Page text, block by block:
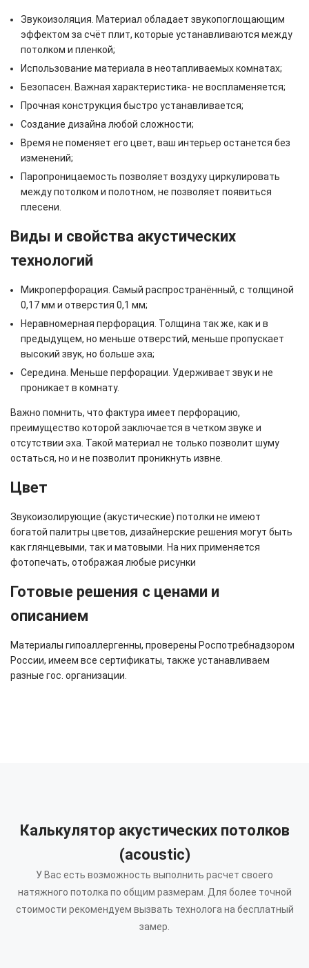
Звукоизоляция. Материал обладает звукопоглощающим
эффектом за счёт плит, которые устанавливаются между
потолком и пленкой;
Использование материала в неотапливаемых комнатах;
Безопасен. Важная характеристика- не воспламеняется;
Прочная конструкция быстро устанавливается;
Создание дизайна любой сложности;
Время не поменяет его цвет, ваш интерьер останется без
изменений;
Паропроницаемость позволяет воздуху циркулировать
между потолком и полотном, не позволяет появиться
плесени.
Виды и свойства акустических
технологий
Микроперфорация. Самый распространённый, с толщиной
0,17 мм и отверстия 0,1 мм;
Неравномерная перфорация. Толщина так же, как и в
предыдущем, но меньше отверстий, меньше пропускает
высокий звук, но больше эха;
Середина. Меньше перфорации. Удерживает звук и не
проникает в комнату.
Важно помнить, что фактура имеет перфорацию,
преимущество которой заключается в четком звуке и
отсутствии эха. Такой материал не только позволит шуму
остаться, но и не позволит проникнуть извне.
Цвет
Звукоизолирующие (акустические) потолки не имеют
богатой палитры цветов, дизайнерские решения могут быть
как глянцевыми, так и матовыми. На них применяется
фотопечать, отображая любые рисунки
Готовые решения с ценами и
описанием
Материалы гипоаллергенны, проверены Роспотребнадзором
России, имеем все сертификаты, также устанавливаем
разные гос. организации.
Калькулятор акустических потолков
(acoustic)
У Вас есть возможность выполнить расчет своего
натяжного потолка по общим размерам. Для более точной
стоимости рекомендуем вызвать технолога на бесплатный
замер.